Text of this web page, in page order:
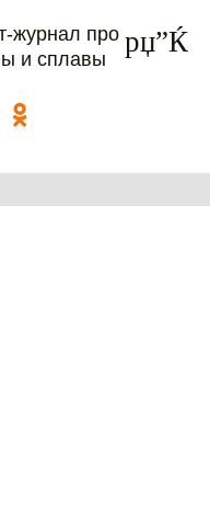
журнал про
и сплавы